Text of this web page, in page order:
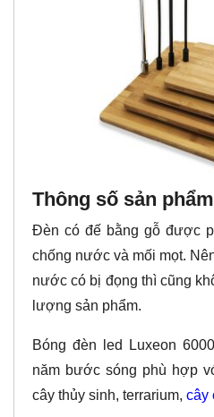
Thông số sản
Đèn có đế bằng gỗ được
chống nước và mối mọt.
nước có bị đọng thì cũng
lượng sản phẩm.
Bóng đèn led Luxeon
năm bước sóng phù hợp
cây thủy sinh, terrarium, cây